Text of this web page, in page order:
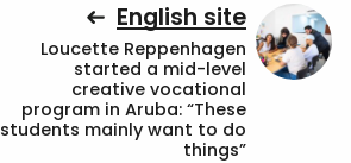
English site
Loucette Reppenhagen
started a mid-level
creative vocational
program in Aruba: “These
students mainly want to do
things”